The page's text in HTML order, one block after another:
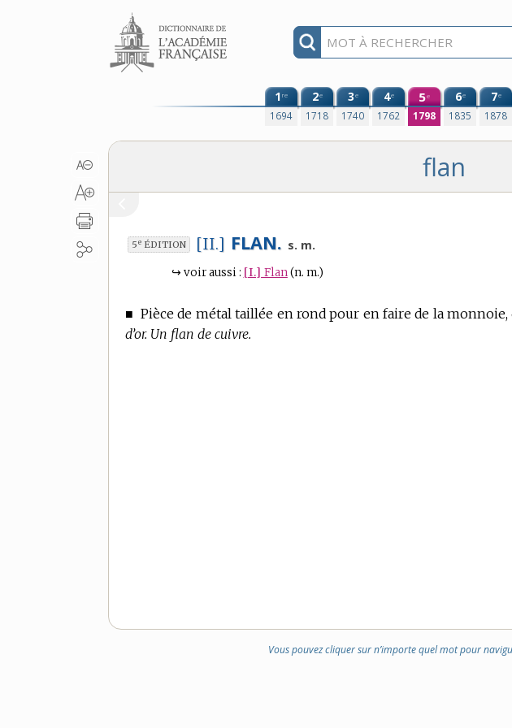
Aller au contenu
1re
1694
2e
1718
3e
1740
4e
1762
5e
1798
6e
1835
7e
1878
flan
5e ÉDITION [II.] FLAN. s. m.
↪ voir aussi : [I.] Flan(n. m.)
■Pièce de métal taillée en rond pour en faire de la monnoie,
d’or. Un flan de cuivre.
Vous pouvez cliquer sur n’importe quel mot pour